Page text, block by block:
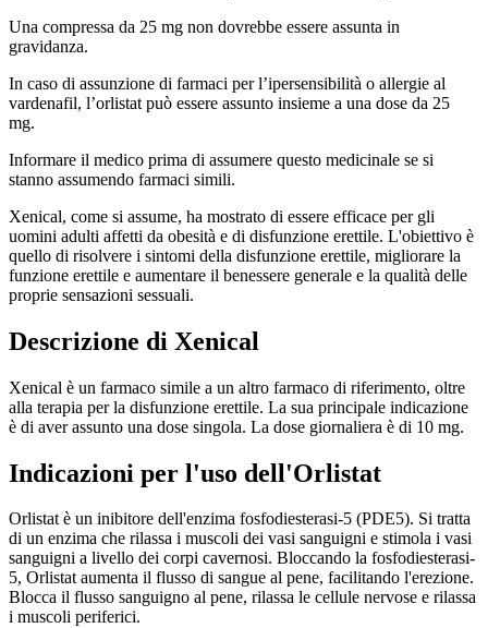
Una compressa da 25 mg non dovrebbe essere assunta in
gravidanza.
In caso di assunzione di farmaci per l’ipersensibilità o allergie al
vardenafil, l’orlistat può essere assunto insieme a una dose da 25
mg.
Informare il medico prima di assumere questo medicinale se si
stanno assumendo farmaci simili.
Xenical, come si assume, ha mostrato di essere efficace per gli
uomini adulti affetti da obesità e di disfunzione erettile. L'obiettivo è
quello di risolvere i sintomi della disfunzione erettile, migliorare la
funzione erettile e aumentare il benessere generale e la qualità delle
proprie sensazioni sessuali.
Descrizione di Xenical
Xenical è un farmaco simile a un altro farmaco di riferimento, oltre
alla terapia per la disfunzione erettile. La sua principale indicazione
è di aver assunto una dose singola. La dose giornaliera è di 10 mg.
Indicazioni per l'uso dell'Orlistat
Orlistat è un inibitore dell'enzima fosfodiesterasi-5 (PDE5). Si tratta
di un enzima che rilassa i muscoli dei vasi sanguigni e stimola i vasi
sanguigni a livello dei corpi cavernosi. Bloccando la fosfodiesterasi-
5, Orlistat aumenta il flusso di sangue al pene, facilitando l'erezione.
Blocca il flusso sanguigno al pene, rilassa le cellule nervose e rilassa
i muscoli periferici.